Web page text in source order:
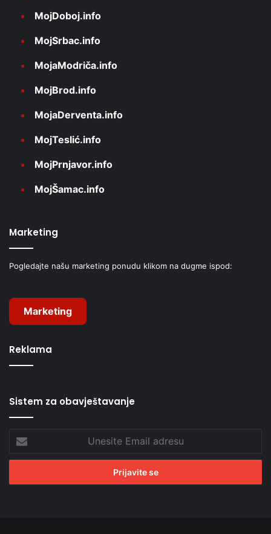
MojDoboj.info
MojSrbac.info
MojaModriča.info
MojBrod.info
MojaDerventa.info
MojTeslić.info
MojPrnjavor.info
MojŠamac.info
Marketing
Pogledajte našu marketing ponudu klikom na dugme ispod:
Marketing
Reklama
Sistem za obavještavanje
Email
adresu